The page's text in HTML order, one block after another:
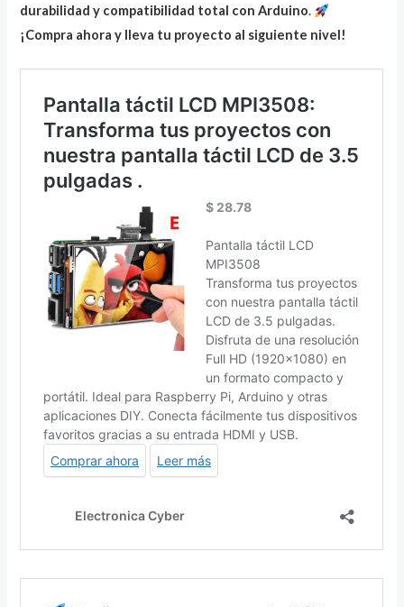
durabilidad y compatibilidad total con Arduino.
¡Compra ahora y lleva tu proyecto al siguiente nivel!